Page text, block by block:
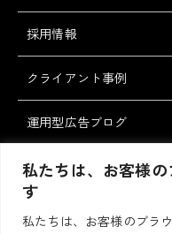
私たちは、お客様
す
私たちは、お客様のブラ
採用情報
クライアント事例
運用型広告ブログ
スタッフブログ
お問い合わせ・